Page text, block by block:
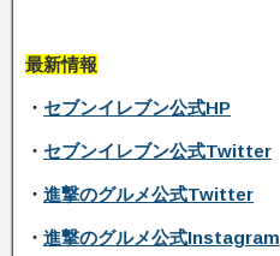
最新情報
・ セブンイレブン公式HP
・ セブンイレブン公式Twitter
・ 進撃のグルメ公式Twitter
・ 進撃のグルメ公式Instagram